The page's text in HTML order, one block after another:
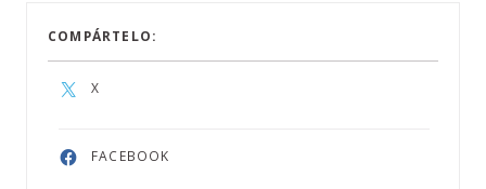
COMPÁRTELO:
X
FACEBOOK